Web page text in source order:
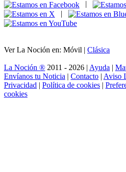
|
Ver La Noción en: Móvil | Clásica
La Noción ® 2011 - 2026 | Ayuda |
Envíanos tu Noticia | Contacto | Aviso
Privacidad | Política de cookies |
cookies